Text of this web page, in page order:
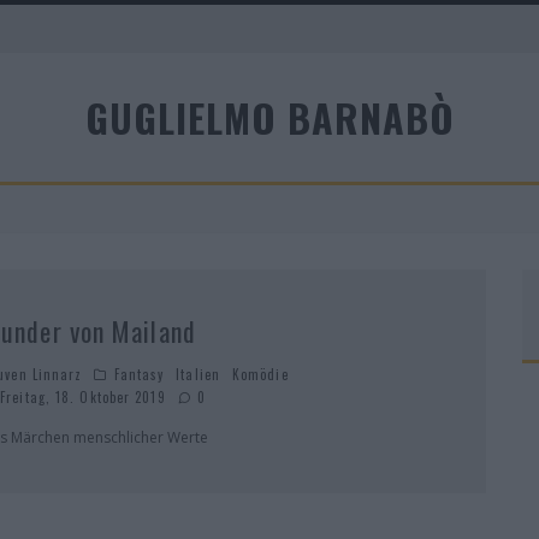
GUGLIELMO BARNABÒ
von Mailand
Linnarz Fantasy Italien
Komödie
Freitag, 18. Oktober 2019
0
Märchen menschlicher Werte